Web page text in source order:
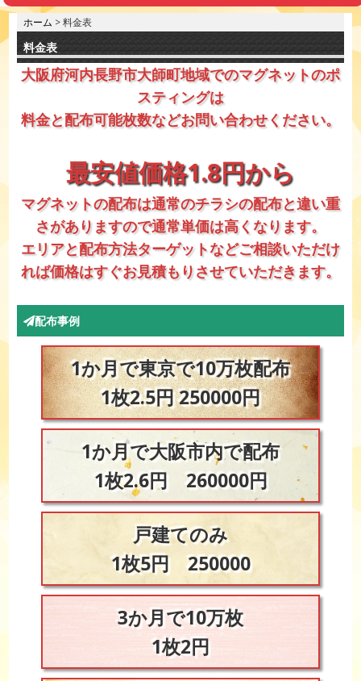
ホーム > 料金表
料金表
大阪府河内長野市大師町地域でのマグネットのポ
スティングは
料金と配布可能枚数などお問い合わせください。
最安値価格1.8円から
マグネットの配布は通常のチラシの配布と違い重
さがありますので通常単価は高くなります。
エリアと配布方法ターゲットなどご相談いただけ
れば価格はすぐお見積もりさせていただきます。
配布事例
1か月で東京で10万枚配布
1枚2.5円 250000円
1か月で大阪市内で配布
1枚2.6円 260000円
戸建てのみ
1枚5円 250000
3か月で10万枚
1枚2円